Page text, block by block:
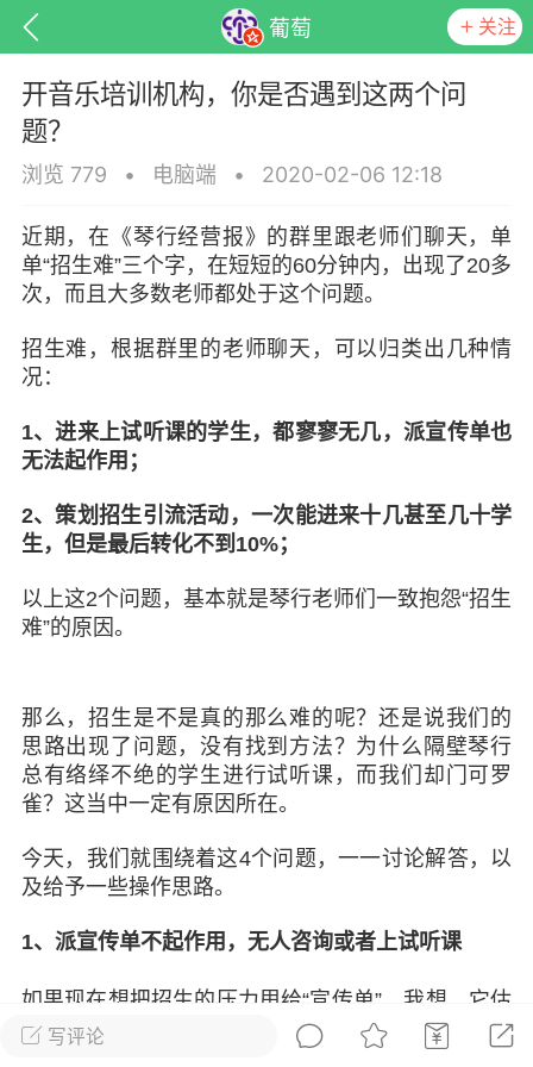
葡萄 关注
06-08 15:51 电脑端 热点专题
布稳住经济一揽子政策措施
兴日报 6月7日下午，记者从新闻发
悉，为贯彻落实绍兴市经济稳进提质攻
神，绍兴市迅速出台稳住经济一揽子政
0 2.6k
06-08 15:43 电脑端 热点专题
！国务院：文化艺术和体育行业被纳
业，可缓缴社保
扩大阶段性缓缴社会保险费政策实施范
的通知人社部发〔2022〕31号各省、自
写评论
开音乐培训机构，你是否遇到这两个问
题？
浏览 779 • 电脑端 • 2020-02-06 12:18
近期，在《琴行经营报》的群里跟老师们聊天，单
单“招生难”三个字，在短短的60分钟内，出现了20多
次，而且大多数老师都处于这个问题。
招生难，根据群里的老师聊天，可以归类出几种情
况：
1、进来上试听课的学生，都寥寥无几，派宣传单也
无法起作用；
2、策划招生引流活动，一次能进来十几甚至几十学
生，但是最后转化不到10%；
以上这2个问题，基本就是琴行老师们一致抱怨“招生
难”的原因。
那么，招生是不是真的那么难的呢？还是说我们的
思路出现了问题，没有找到方法？为什么隔壁琴行
总有络绎不绝的学生进行试听课，而我们却门可罗
雀？这当中一定有原因所在。
今天，我们就围绕着这4个问题，一一讨论解答，以
及给予一些操作思路。
1、派宣传单不起作用，无人咨询或者上试听课
如果现在想把招生的压力甩给“宣传单”，我想，它估
计不想背这个锅。